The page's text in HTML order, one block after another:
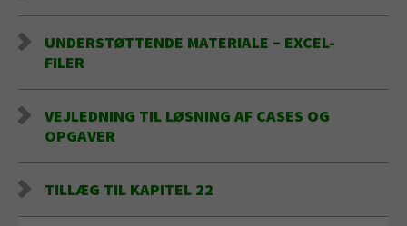
UNDERSTØTTENDE MATERIALE – EXCEL-
FILER
VEJLEDNING TIL LØSNING AF CASES OG
OPGAVER
TILLÆG TIL KAPITEL 22